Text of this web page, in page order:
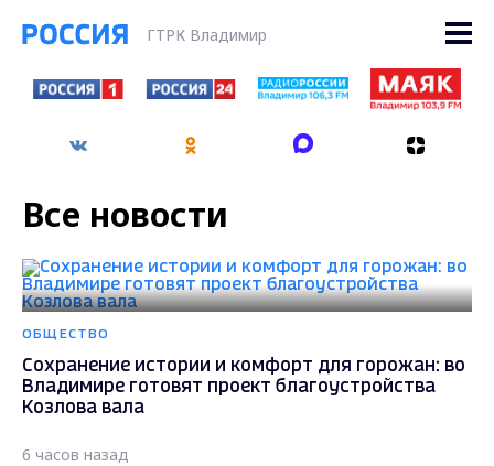
ГТРК Владимир
Все новости
ОБЩЕСТВО
Сохранение истории и комфорт для горожан: во
Владимире готовят проект благоустройства
Козлова вала
6 часов назад